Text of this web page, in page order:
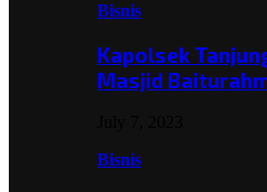
Bisnis
Kapolsek
Masjid
Bisnis